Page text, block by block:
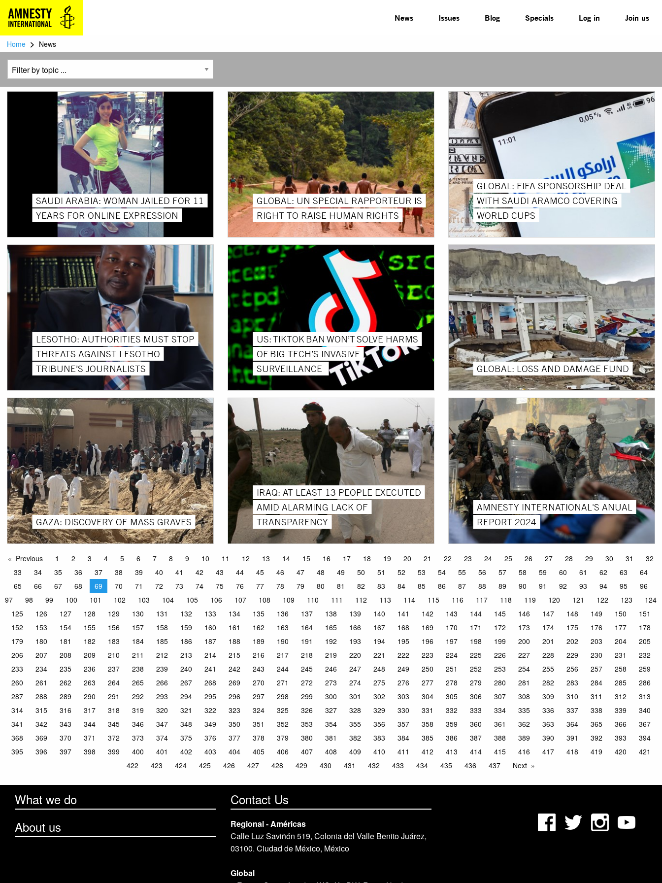
News Issues Blog Specials Log in Join us
Home > News
SAUDI ARABIA: WOMAN JAILED FOR 11
YEARS FOR ONLINE EXPRESSION
GLOBAL: UN SPECIAL RAPPORTEUR IS
RIGHT TO RAISE HUMAN RIGHTS
GLOBAL: FIFA SPONSORSHIP DEAL
WITH SAUDI ARAMCO COVERING
WORLD CUPS
LESOTHO: AUTHORITIES MUST STOP
THREATS AGAINST LESOTHO
TRIBUNE’S JOURNALISTS
US: TIKTOK BAN WON’T SOLVE HARMS
OF BIG TECH’S INVASIVE
SURVEILLANCE
GLOBAL: LOSS AND DAMAGE FUND
GAZA: DISCOVERY OF MASS GRAVES
IRAQ: AT LEAST 13 PEOPLE EXECUTED
AMID ALARMING LACK OF
TRANSPARENCY
AMNESTY INTERNATIONAL'S ANUAL
REPORT 2024
Previous 1 2 3 4 5 6 7 8 9 10 11 12 13 14 15 16 17 18 19 20 21 22 23 24 25 26 27 28 29 30 31
32
33
34 35 36 37 38 39 40 41 42 43 44 45 46 47 48 49 50 51 52 53 54 55 56 57 58 59 60 61 62 63
64
65
66 67 68 69 70 71 72 73 74 75 76 77 78 79 80 81 82 83 84 85 86 87 88 89 90 91 92 93 94 95
96
97
98 99 100 101 102 103 104 105 106 107 108 109 110 111 112 113 114 115 116 117 118 119 120 121 122 123
124
125
126 127 128 129 130 131 132 133 134 135 136 137 138 139 140 141 142 143 144 145 146 147 148 149 150
151
152
153 154 155 156 157 158 159 160 161 162 163 164 165 166 167 168 169 170 171 172 173 174 175 176 177
178
179
180 181 182 183 184 185 186 187 188 189 190 191 192 193 194 195 196 197 198 199 200 201 202 203 204
205
206
207 208 209 210 211 212 213 214 215 216 217 218 219 220 221 222 223 224 225 226 227 228 229 230 231
232
233
234 235 236 237 238 239 240 241 242 243 244 245 246 247 248 249 250 251 252 253 254 255 256 257 258
259
260
261 262 263 264 265 266 267 268 269 270 271 272 273 274 275 276 277 278 279 280 281 282 283 284 285
286
287
288 289 290 291 292 293 294 295 296 297 298 299 300 301 302 303 304 305 306 307 308 309 310 311 312
313
314
315 316 317 318 319 320 321 322 323 324 325 326 327 328 329 330 331 332 333 334 335 336 337 338 339
340
341
342 343 344 345 346 347 348 349 350 351 352 353 354 355 356 357 358 359 360 361 362 363 364 365 366
367
368
369 370 371 372 373 374 375 376 377 378 379 380 381 382 383 384 385 386 387 388 389 390 391 392 393
394
395
396 397 398 399 400 401 402 403 404 405 406 407 408 409 410 411 412 413 414 415 416 417 418 419 420
421
422
423 424 425 426 427 428 429 430 431 432 433 434 435 436 437 Next
What we do
About us
Contact Us
Regional - Américas
Calle Luz Saviñón 519, Colonia del Valle Benito Juárez,
03100. Ciudad de México, México
Global